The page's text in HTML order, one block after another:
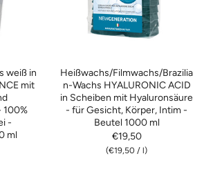
weiß in
mit
100%
-
ml
Heißwachs/Filmwachs/Brazilia
n-Wachs HYALURONIC ACID
in Scheiben mit Hyaluronsäure
- für Gesicht, Körper, Intim -
Beutel 1000 ml
€19,50
(€19,50 / l)